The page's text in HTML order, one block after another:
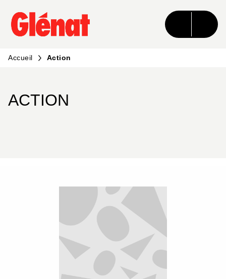
MENU RECHERCHE CONTENU
PIED DE PAGE
Accueil Action
ACTION